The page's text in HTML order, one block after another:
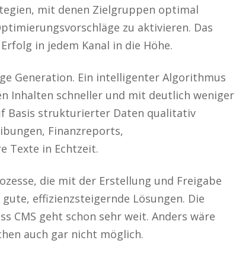
mit denen Zielgruppen optimal
zu aktivieren. Das
in jedem Kanal in die Höhe.
Generation. Ein intelligenter Algorithmus
Inhalten schneller und mit deutlich weniger
Basis strukturierter Daten qualitativ
Finanzreports,
Texte in Echtzeit.
die mit der Erstellung und Freigabe
effizienzsteigernde Lösungen. Die
CMS geht schon sehr weit. Anders wäre
auch gar nicht möglich.